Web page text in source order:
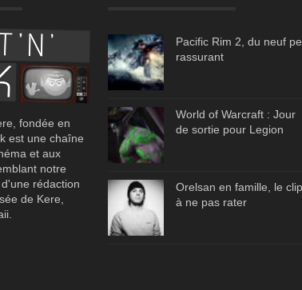
fondée en
est une chaîne
et aux
notre
rédaction
de Kere,
Pacific Rim 2, du neuf
rassurant
World of Warcraft : Jour
de sortie pour Legion
Orelsan en famille, le clip
à ne pas rater